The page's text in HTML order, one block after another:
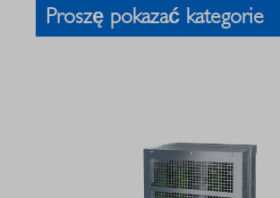
Proszę pokazać kategorie